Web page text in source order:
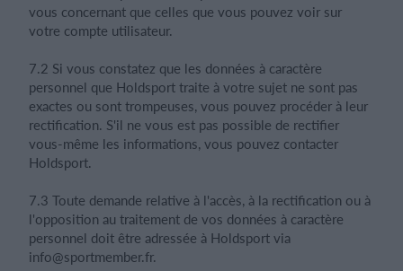
vous concernant que celles que vous pouvez voir sur
votre compte utilisateur.
7.2 Si vous constatez que les données à caractère
personnel que Holdsport traite à votre sujet ne sont pas
exactes ou sont trompeuses, vous pouvez procéder à leur
rectification. S'il ne vous est pas possible de rectifier
vous-même les informations, vous pouvez contacter
Holdsport.
7.3 Toute demande relative à l'accès, à la rectification ou à
l'opposition au traitement de vos données à caractère
personnel doit être adressée à Holdsport via
info@sportmember.fr.